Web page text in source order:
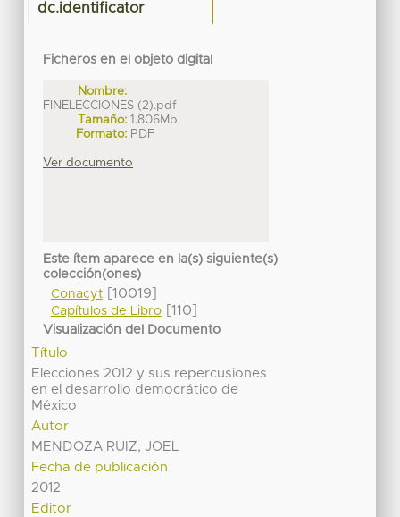
dc.identificator
Ficheros en el objeto digital
Nombre:
FINELECCIONES (2).pdf
Tamaño: 1.806Mb
Formato: PDF
Ver documento
Este ítem aparece en la(s) siguiente(s)
colección(ones)
Conacyt[10019]
Capítulos de Libro[110]
Visualización del Documento
Título
Elecciones 2012 y sus repercusiones
en el desarrollo democrático de
México
Autor
MENDOZA RUIZ, JOEL
Fecha de publicación
2012
Editor